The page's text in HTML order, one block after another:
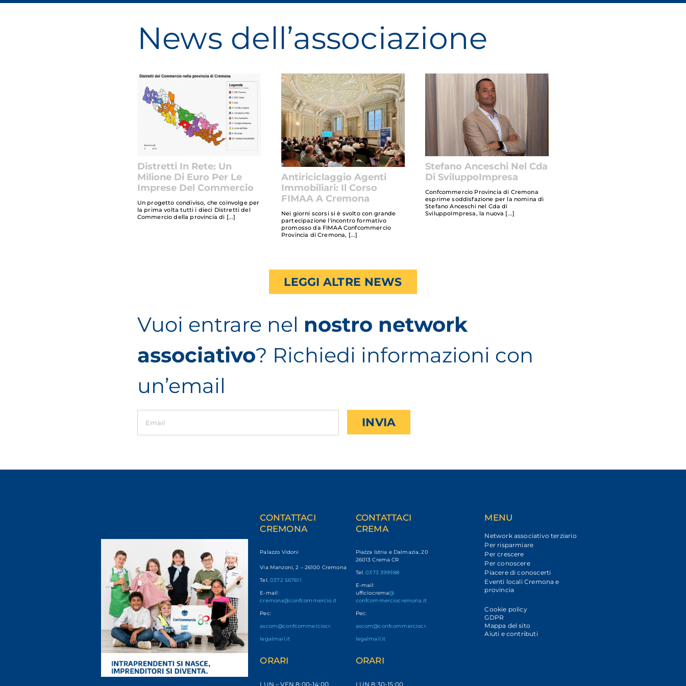
News dell’associazione
Distretti In Rete: Un
Milione Di Euro Per Le
Imprese Del Commercio
Un progetto condiviso, che coinvolge per
la prima volta tutti i dieci Distretti del
Commercio della provincia di
Antiriciclaggio Agenti
Immobiliari: Il Corso
FIMAA A Cremona
Nei giorni scorsi si è svolto con grande
partecipazione l'incontro formativo
promosso da FIMAA Confcommercio
Provincia di Cremona,
Stefano Anceschi Nel Cda
Di SviluppoImpresa
Confcommercio Provincia di Cremona
esprime soddisfazione per la nomina di
Stefano Anceschi nel Cda di
SviluppoImpresa, la nuova
LEGGI ALTRE NEWS
Vuoi entrare nel nostro network
associativo? Richiedi informazioni con
un’email
CONTATTACI
CREMONA
Palazzo Vidoni
Via Manzoni, 2 – 26100 Cremona
Tel.0372 567611
E-mail:
cremona@confcommercio.it
Pec:
ascom@confcommerciocr.
legalmail.it
ORARI
LUN – VEN8:00-14:00
CONTATTACI
CREMA
Piazza Istria e Dalmazia, 20
26013 Crema CR
Tel.0373 399988
E-mail:
ufficiocrema@
confcommerciocremona.it
Pec:
ascom@confcommerciocr.
legalmail.it
ORARI
LUN 8:30-15:00
MENU
Network associativo terziario
Per risparmiare
Per crescere
Per conoscere
Piacere di conoscerti
Eventi locali Cremona e
provincia
Cookie policy
GDPR
Mappa del sito
Aiuti e contributi